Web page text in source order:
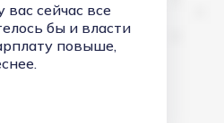
вас сейчас все
бы и власти
повыше,